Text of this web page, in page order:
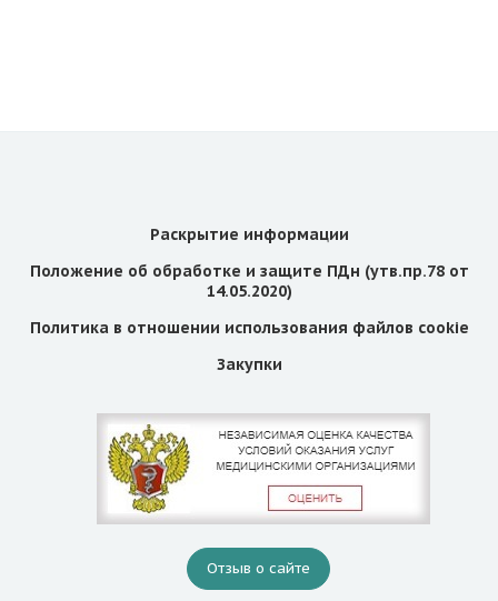
Раскрытие информации
Положение об обработке и защите ПДн (утв.пр.78 от
14.05.2020)
Политика в отношении использования файлов cookie
Закупки
Отзыв о сайте